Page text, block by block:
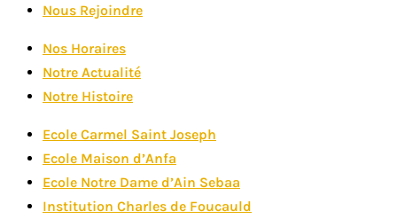
Nous Rejoindre
Nos Horaires
Notre Actualité
Notre Histoire
Ecole Carmel Saint Joseph
Ecole Maison d’Anfa
Ecole Notre Dame d’Ain Sebaa
Institution Charles de Foucauld